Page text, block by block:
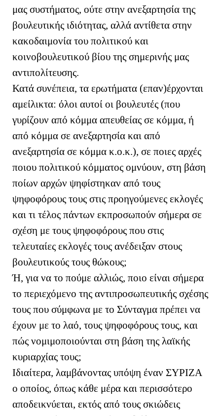
μας συστήματος, ούτε στην ανεξαρτησία της
βουλευτικής ιδιότητας, αλλά αντίθετα στην
κακοδαιμονία του πολιτικού και
κοινοβουλευτικού βίου της σημερινής μας
αντιπολίτευσης.
Κατά συνέπεια, τα ερωτήματα (επαν)έρχονται
αμείλικτα: όλοι αυτοί οι βουλευτές (που
γυρίζουν από κόμμα απευθείας σε κόμμα, ή
από κόμμα σε ανεξαρτησία και από
ανεξαρτησία σε κόμμα κ.ο.κ.), σε ποιες αρχές
ποιου πολιτικού κόμματος ομνύουν, στη βάση
ποίων αρχών ψηφίστηκαν από τους
ψηφοφόρους τους στις προηγούμενες εκλογές
και τι τέλος πάντων εκπροσωπούν σήμερα σε
σχέση με τους ψηφοφόρους που στις
τελευταίες εκλογές τους ανέδειξαν στους
βουλευτικούς τους θώκους;
Ή, για να το πούμε αλλιώς, ποιο είναι σήμερα
το περιεχόμενο της αντιπροσωπευτικής σχέσης
τους που σύμφωνα με το Σύνταγμα πρέπει να
έχουν με το λαό, τους ψηφοφόρους τους, και
πώς νομιμοποιούνται στη βάση της λαϊκής
κυριαρχίας τους;
Ιδιαίτερα, λαμβάνοντας υπόψη έναν ΣΥΡΙΖΑ
ο οποίος, όπως κάθε μέρα και περισσότερο
αποδεικνύεται, εκτός από τους σκιώδεις